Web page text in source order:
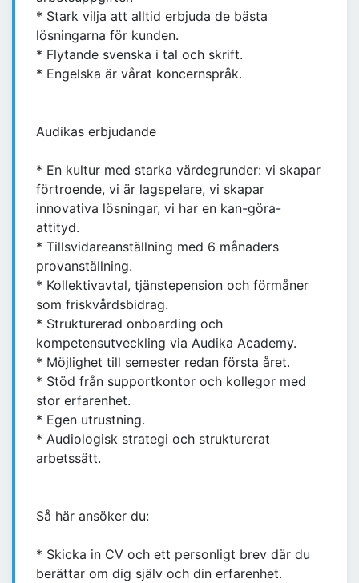
* Stark vilja att alltid erbjuda de bästa
lösningarna för kunden.
* Flytande svenska i tal och skrift.
* Engelska är vårat koncernspråk.
Audikas erbjudande
* En kultur med starka värdegrunder: vi skapar
förtroende, vi är lagspelare, vi skapar
innovativa lösningar, vi har en kan-göra-
attityd.
* Tillsvidareanställning med 6 månaders
provanställning.
* Kollektivavtal, tjänstepension och förmåner
som friskvårdsbidrag.
* Strukturerad onboarding och
kompetensutveckling via Audika Academy.
* Möjlighet till semester redan första året.
* Stöd från supportkontor och kollegor med
stor erfarenhet.
* Egen utrustning.
* Audiologisk strategi och strukturerat
arbetssätt.
Så här ansöker du:
* Skicka in CV och ett personligt brev där du
berättar om dig själv och din erfarenhet.